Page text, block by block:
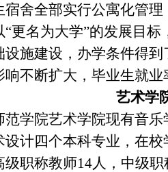
舍全部实行公寓化管理
“更名为大学”的发展目标
设施建设，办学条件得
不断扩大，毕业生就业
艺术学
范学院艺术学院现有音
设计四个本科专业，在校
级职称教师14人，中级职